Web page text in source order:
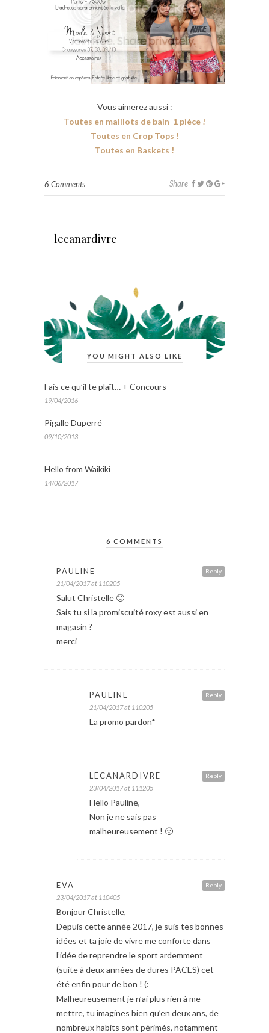
Vous aimerez aussi :
Toutes en maillots de bain 1 pièce !
Toutes en Crop Tops !
Toutes en Baskets !
6 Comments Share
lecanardivre
YOU MIGHT ALSO LIKE
Fais ce qu’il te plaît… + Concours
19/04/2016
Pigalle Duperré
09/10/2013
Hello from Waikiki
14/06/2017
6 COMMENTS
Reply
PAULINE
21/04/2017 at 110205
Salut Christelle 🙂
Sais tu si la promiscuité roxy est aussi en
magasin ?
merci
Reply
PAULINE
21/04/2017 at 110205
La promo pardon*
Reply
LECANARDIVRE
23/04/2017 at 111205
Hello Pauline,
Non je ne sais pas
malheureusement ! 🙁
Reply
EVA
23/04/2017 at 110405
Bonjour Christelle,
Depuis cette année 2017, je suis tes bonnes
idées et ta joie de vivre me conforte dans
l’idée de reprendre le sport ardemment
(suite à deux années de dures PACES) cet
été enfin pour de bon ! (:
Malheureusement je n’ai plus rien à me
mettre, tu imagines bien qu’en deux ans, de
nombreux habits sont périmés, notamment